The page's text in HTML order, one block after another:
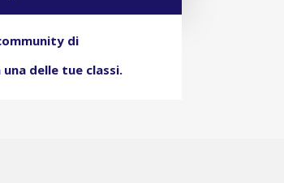
di
delle tue classi.